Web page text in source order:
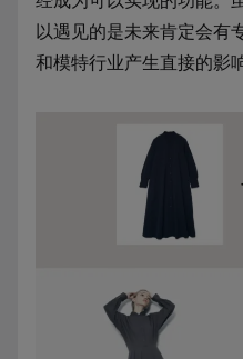
以遇见的是未来肯定会有
和模特行业产生直接的影响